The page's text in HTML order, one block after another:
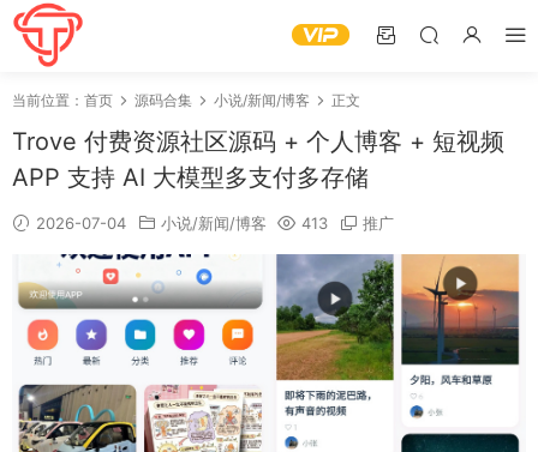
当前位置： 首页 源码合集 小说/新闻/博客 正文
Trove 付费资源社区源码 + 个人博客 + 短视频
APP 支持 AI 大模型多支付多存储
2026-07-04 小说/新闻/博客 413 推广